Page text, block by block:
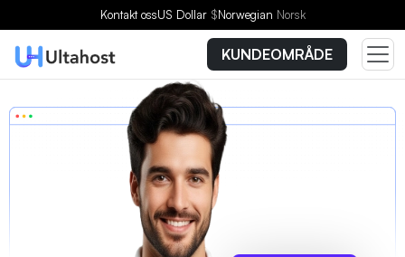
Kontakt ossUS Dollar $Norwegian Norsk
KUNDEOMRÅDE